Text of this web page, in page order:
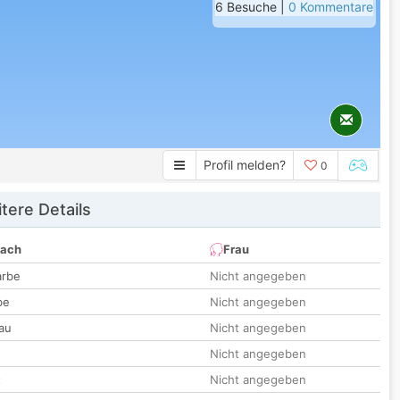
6 Besuche | 0 Kommentare
Profil melden? 0
Details
Frau
Nicht angegeben
Nicht angegeben
Nicht angegeben
Nicht angegeben
Nicht angegeben